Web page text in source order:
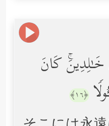
خَـٰلِدِینَۚ كَانَ
﴿١٦﴾